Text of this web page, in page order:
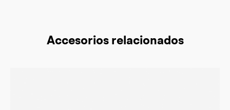
Accesorios relacionados